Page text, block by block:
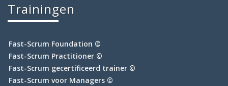
Trainingen
Fast-Scrum Foundation ©
Fast-Scrum Practitioner ©
Fast-Scrum gecertificeerd trainer ©
Fast-Scrum voor Managers ©